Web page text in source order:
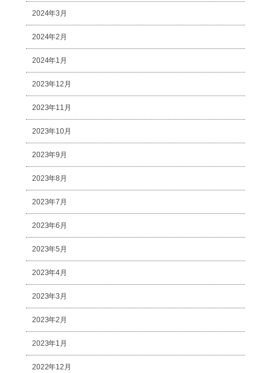
2024年3月
2024年2月
2024年1月
2023年12月
2023年11月
2023年10月
2023年9月
2023年8月
2023年7月
2023年6月
2023年5月
2023年4月
2023年3月
2023年2月
2023年1月
2022年12月